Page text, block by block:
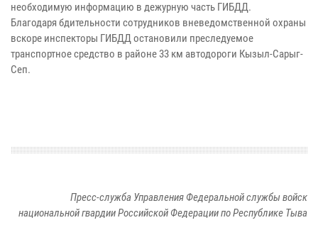
необходимую информацию в дежурную часть ГИБДД.
Благодаря бдительности сотрудников вневедомственной охраны
вскоре инспекторы ГИБДД остановили преследуемое
транспортное средство в районе 33 км автодороги Кызыл-Сарыг-
Сеп.
Пресс-служба Управления Федеральной службы войск
национальной гвардии Российской Федерации по Республике Тыва